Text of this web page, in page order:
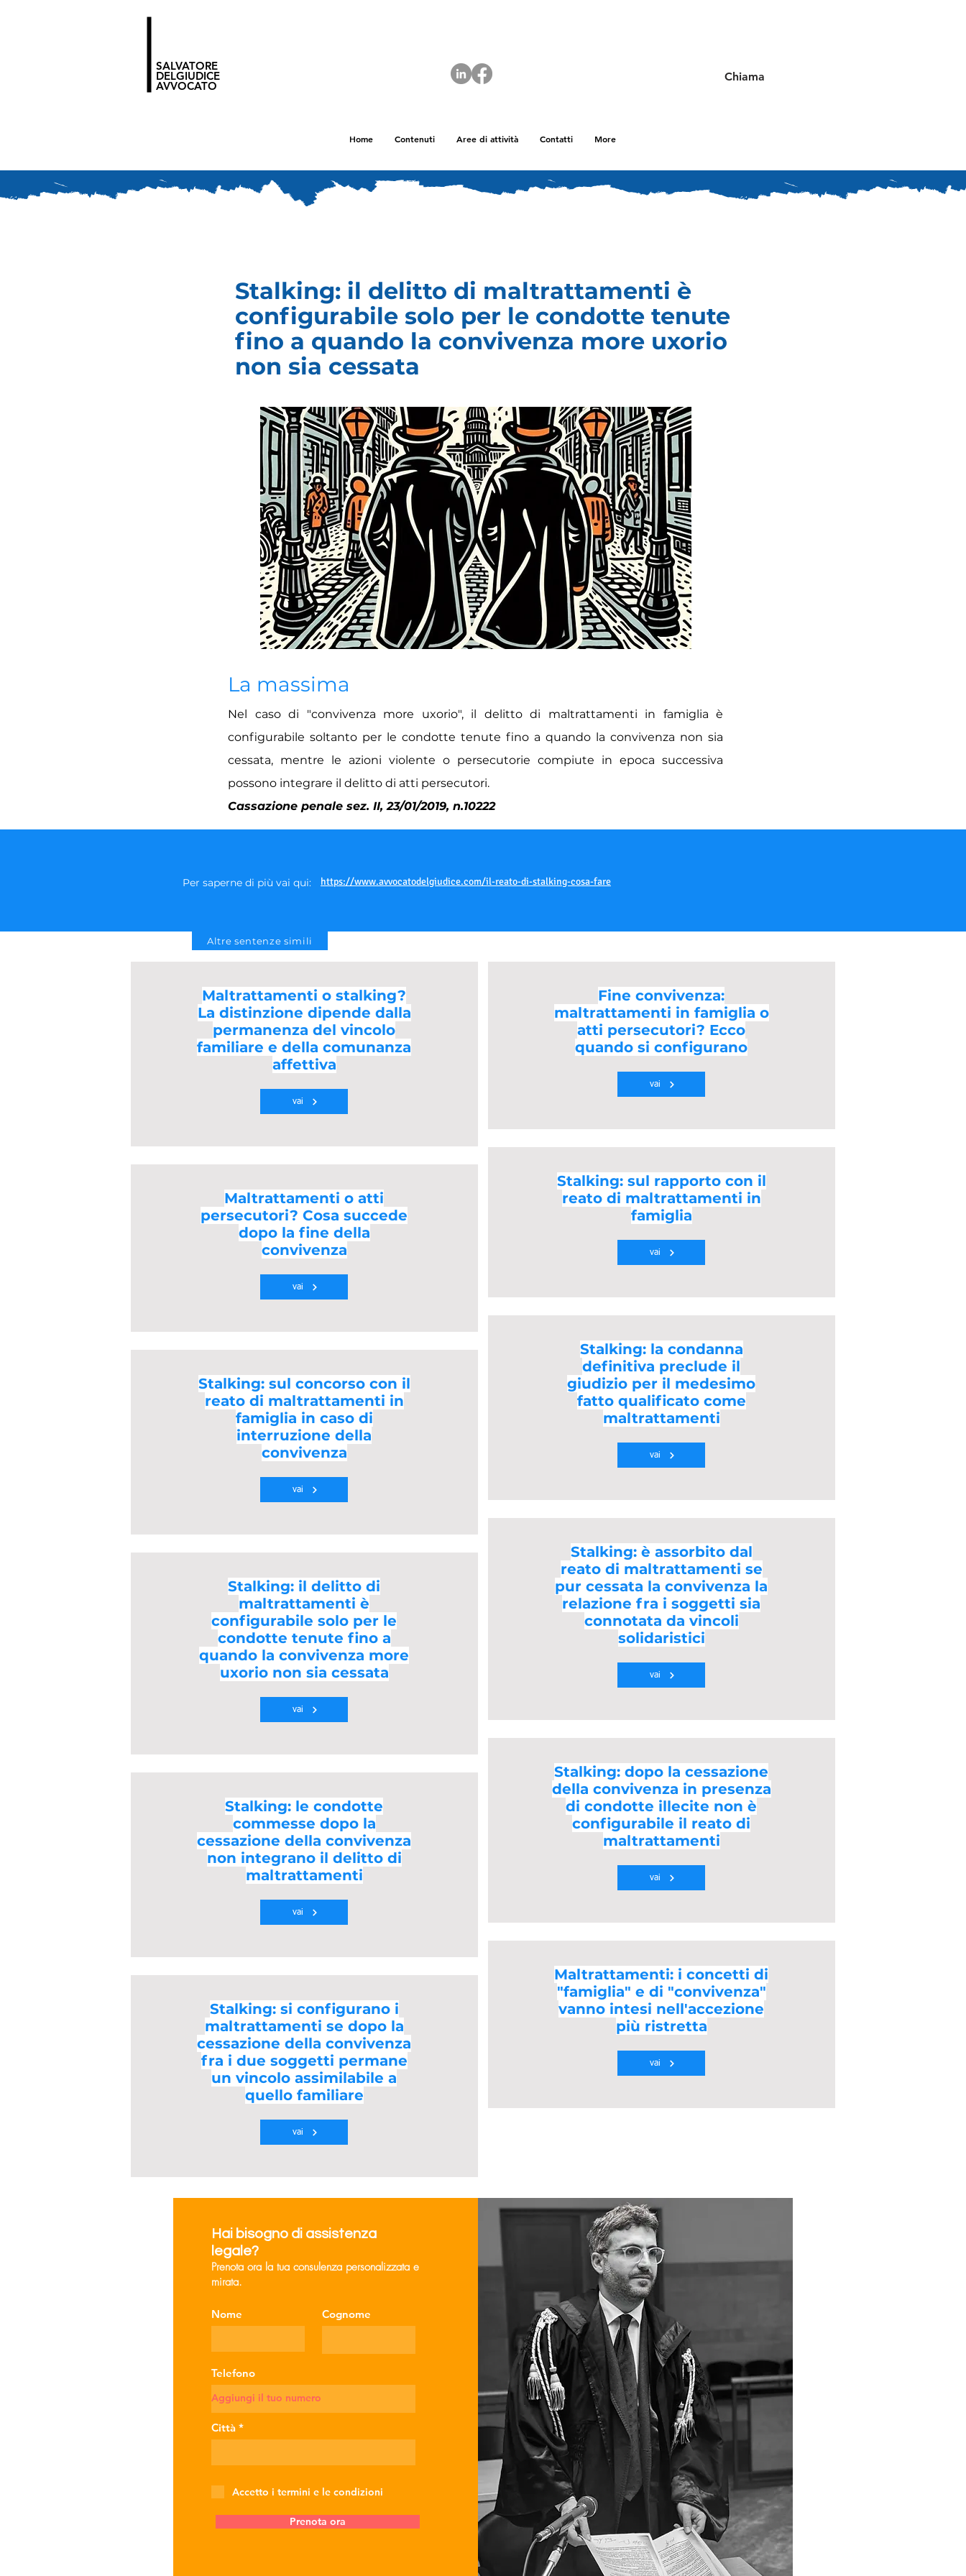
Γ
SALVATORE
DELGIUDICE
AVVOCATO
Chiama
Home Contenuti Aree di attività Contatti More
Stalking: il delitto di maltrattamenti è
configurabile solo per le condotte tenute
fino a quando la convivenza more uxorio
non sia cessata
La massima
Nel caso di "convivenza more uxorio", il delitto di maltrattamenti in famiglia è
configurabile soltanto per le condotte tenute fino a quando la convivenza non sia
cessata, mentre le azioni violente o persecutorie compiute in epoca successiva
possono integrare il delitto di atti persecutori.
Cassazione penale sez. II, 23/01/2019, n.10222
Per saperne di più vai qui: https://www.avvocatodelgiudice.com/il-reato-di-stalking-cosa-fare
Altre sentenze simili
Maltrattamenti o stalking?
La distinzione dipende dalla
permanenza del vincolo
familiare e della comunanza
affettiva
vai
Maltrattamenti o atti
persecutori? Cosa succede
dopo la fine della
convivenza
vai
Stalking: sul concorso con il
reato di maltrattamenti in
famiglia in caso di
interruzione della
convivenza
vai
Stalking: il delitto di
maltrattamenti è
configurabile solo per le
condotte tenute fino a
quando la convivenza more
uxorio non sia cessata
vai
Stalking: le condotte
commesse dopo la
cessazione della convivenza
non integrano il delitto di
maltrattamenti
vai
Stalking: si configurano i
maltrattamenti se dopo la
cessazione della convivenza
fra i due soggetti permane
un vincolo assimilabile a
quello familiare
vai
Fine convivenza:
maltrattamenti in famiglia o
atti persecutori? Ecco
quando si configurano
vai
Stalking: sul rapporto con il
reato di maltrattamenti in
famiglia
vai
Stalking: la condanna
definitiva preclude il
giudizio per il medesimo
fatto qualificato come
maltrattamenti
vai
Stalking: è assorbito dal
reato di maltrattamenti se
pur cessata la convivenza la
relazione fra i soggetti sia
connotata da vincoli
solidaristici
vai
Stalking: dopo la cessazione
della convivenza in presenza
di condotte illecite non è
configurabile il reato di
maltrattamenti
vai
Maltrattamenti: i concetti di
"famiglia" e di "convivenza"
vanno intesi nell'accezione
più ristretta
vai
Hai bisogno di assistenza
legale?
Prenota ora la tua consulenza personalizzata e
mirata.
Nome Cognome
Telefono
Città
Accetto i termini e le condizioni
Prenota ora